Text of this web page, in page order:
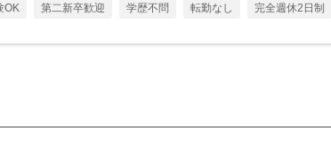
OK 第二新卒歓迎 学歴不問 転勤なし 完全週休2日制